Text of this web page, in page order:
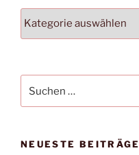
BEITRAGSKATEGORIEN
nach:
NEUESTE BEITRÄGE